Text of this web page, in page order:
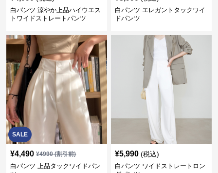
白パンツ 涼やか上品ハイウエス
トワイドストレートパンツ
白パンツ エレガントタックワイ
ドパンツ
SALE
¥4,490 ¥4990(割引前)
白パンツ 上品タックワイドパン
¥5,990 (税込)
白パンツ ワイドストレートロン